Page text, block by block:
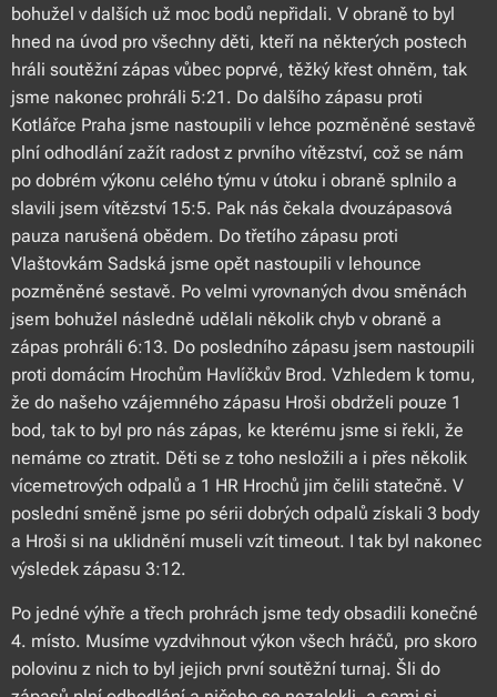
bohužel v dalších už moc bodů nepřidali. V obraně to byl
hned na úvod pro všechny děti, kteří na některých postech
hráli soutěžní zápas vůbec poprvé, těžký křest ohněm, tak
jsme nakonec prohráli 5:21. Do dalšího zápasu proti
Kotlářce Praha jsme nastoupili v lehce pozměněné sestavě
plní odhodlání zažít radost z prvního vítězství, což se nám
po dobrém výkonu celého týmu v útoku i obraně splnilo a
slavili jsem vítězství 15:5. Pak nás čekala dvouzápasová
pauza narušená obědem. Do třetího zápasu proti
Vlaštovkám Sadská jsme opět nastoupili v lehounce
pozměněné sestavě. Po velmi vyrovnaných dvou směnách
jsem bohužel následně udělali několik chyb v obraně a
zápas prohráli 6:13. Do posledního zápasu jsem nastoupili
proti domácím Hrochům Havlíčkův Brod. Vzhledem k tomu,
že do našeho vzájemného zápasu Hroši obdrželi pouze 1
bod, tak to byl pro nás zápas, ke kterému jsme si řekli, že
nemáme co ztratit. Děti se z toho nesložili a i přes několik
vícemetrových odpalů a 1 HR Hrochů jim čelili statečně. V
poslední směně jsme po sérii dobrých odpalů získali 3 body
a Hroši si na uklidnění museli vzít timeout. I tak byl nakonec
výsledek zápasu 3:12.
Po jedné výhře a třech prohrách jsme tedy obsadili konečné
4. místo. Musíme vyzdvihnout výkon všech hráčů, pro skoro
polovinu z nich to byl jejich první soutěžní turnaj. Šli do